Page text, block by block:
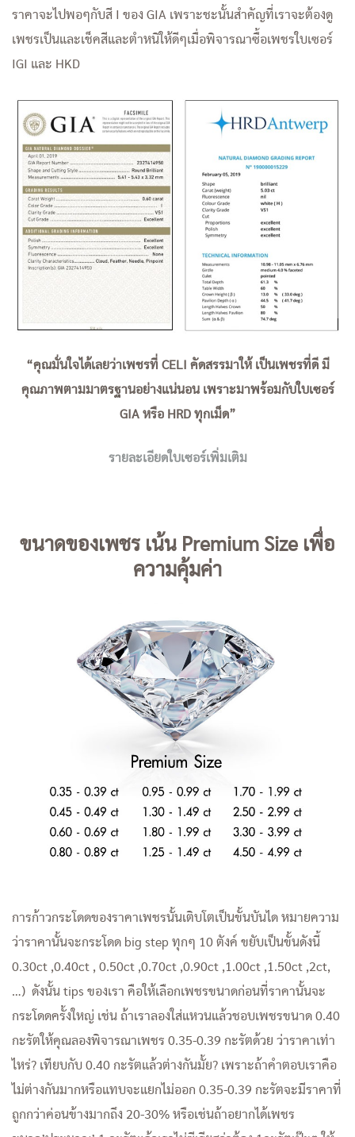
ราคาจะไปพอๆกับสี I ของ GIA เพราะชะนั้นสำคัญที่เราจะต้องดู
เพชรเป็นและเช็คสีและตำหนิให้ดีๆเมื่อพิจารณาซื้อเพชรใบเซอร์
IGI และ HKD
“คุณมั่นใจได้เลยว่าเพชรที่ CELI คัดสรรมาให้ เป็นเพชรที่ดี มี
คุณภาพตามมาตรฐานอย่างแน่นอน เพราะมาพร้อมกับใบเซอร์
GIA หรือ HRD ทุกเม็ด”
รายละเอียดใบเซอร์เพิ่มเติม
ขนาดของเพชร เน้น Premium Size เพื่อ
ความคุ้มค่า
การก้าวกระโดดของราคาเพชรนั้นเติบโตเป็นขั้นบันได หมายความ
ว่าราคานั้นจะกระโดด big step ทุกๆ 10 ตังค์ ขยับเป็นขั้นดังนี้
0.30ct ,0.40ct , 0.50ct ,0.70ct ,0.90ct ,1.00ct ,1.50ct ,2ct,
…) ดังนั้น tips ของเรา คือให้เลือกเพชรขนาดก่อนที่ราคานั้นจะ
กระโดดครั้งใหญ่ เช่น ถ้าเราลองใส่แหวนแล้วชอบเพชรขนาด 0.40
กะรัตให้คุณลองพิจารณาเพชร 0.35-0.39 กะรัตด้วย ว่าราคาเท่า
ไหร่? เทียบกับ 0.40 กะรัตแล้วต่างกันมั้ย? เพราะถ้าคำตอบเราคือ
ไม่ต่างกันมากหรือแทบจะแยกไม่ออก 0.35-0.39 กะรัตจะมีราคาที่
ถูกกว่าค่อนข้างมากถึง 20-30% หรือเช่นถ้าอยากได้เพชร